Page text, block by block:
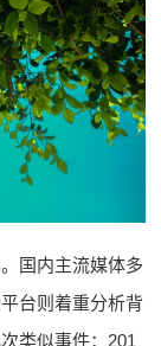
国内主流媒体多
台则着重分析背
类似事件：201